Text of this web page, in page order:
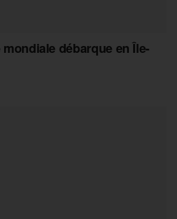
débarque en Île-